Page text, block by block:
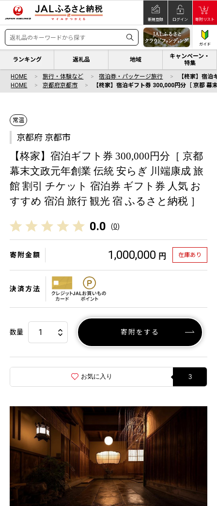
新規登録 ログイン 寄附リスト
ガイド
ランキング 返礼品 地域
キャンペーン・
特集
HOME 旅行・体験など 宿泊券・パッケージ旅行
【柊家】宿
HOME
京都府京都市 【柊家】宿泊ギフト券 300,000円分［ 京都
常温
京都府 京都市
【柊家】宿泊ギフト券 300,000円分［ 京都
幕末文政元年創業 伝統 安らぎ 川端康成 旅
館 割引 チケット 宿泊券 ギフト券 人気 お
すすめ 宿泊 旅行 観光 宿 ふるさと納税 ］
0.0 (0)
寄附金額 1,000,000 円 在庫あり
決済方法
数量 寄附をする
お気に入り 3